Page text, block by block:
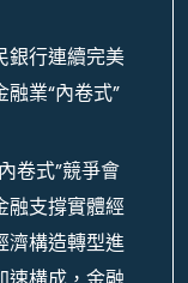
銀行連續完美
業“內卷式”
卷式”競爭會
融支撐實體經
濟構造轉型進